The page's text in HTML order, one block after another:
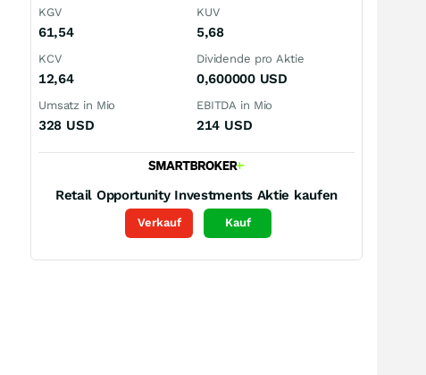
KGV
61,54
KUV
5,68
KCV
12,64
Dividende pro Aktie
0,600000 USD
Umsatz in Mio
328 USD
EBITDA in Mio
214 USD
Retail Opportunity Investments Aktie kaufen
Verkauf Kauf